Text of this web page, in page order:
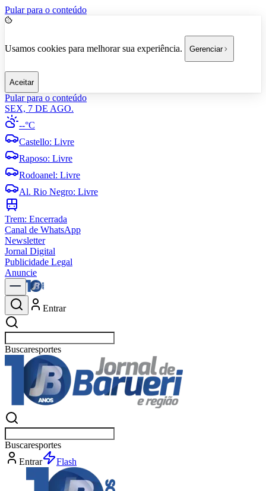
Pular para o conteúdo
Usamos cookies para melhorar sua experiência. Gerenciar
Aceitar
Pular para o conteúdo
SEX, 7 DE AGO.
--°C
Castello: Livre
Raposo: Livre
Rodoanel: Livre
Al. Rio Negro: Livre
Trem: Encerrada
Canal de WhatsApp
Newsletter
Jornal Digital
Publicidade Legal
Anuncie
Entrar
Buscaresport
Buscaresporte
Entrar
Flash